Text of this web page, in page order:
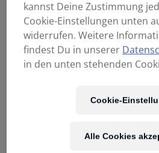
kannst Deine Zustimmung
Cookie-Einstellungen unten
widerrufen. Weitere
findest Du in unserer
in den unten stehenden
Cookie-
Alle Cookies